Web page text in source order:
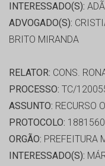
INTERESSADO(S):
ADVOGADO(S):
BRITO MIRANDA
RELATOR: CONS.
PROCESSO: TC/
ASSUNTO: RECURSO
PROTOCOLO: 1881560
ORGÃO: PREFEITURA
INTERESSADO(S):